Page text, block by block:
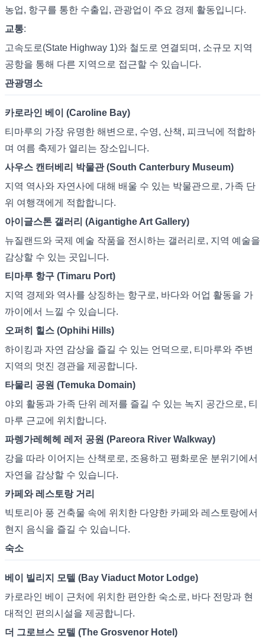
농업, 항구를 통한 수출입, 관광업이 주요 경제 활동입니다.
교통:
고속도로(State Highway 1)와 철도로 연결되며, 소규모 지역
공항을 통해 다른 지역으로 접근할 수 있습니다.
관광명소
카로라인 베이 (Caroline Bay)
티마루의 가장 유명한 해변으로, 수영, 산책, 피크닉에 적합하
며 여름 축제가 열리는 장소입니다.
사우스 캔터베리 박물관 (South Canterbury Museum)
지역 역사와 자연사에 대해 배울 수 있는 박물관으로, 가족 단
위 여행객에게 적합합니다.
아이글스톤 갤러리 (Aigantighe Art Gallery)
뉴질랜드와 국제 예술 작품을 전시하는 갤러리로, 지역 예술을
감상할 수 있는 곳입니다.
티마루 항구 (Timaru Port)
지역 경제와 역사를 상징하는 항구로, 바다와 어업 활동을 가
까이에서 느낄 수 있습니다.
오퍼히 힐스 (Ophihi Hills)
하이킹과 자연 감상을 즐길 수 있는 언덕으로, 티마루와 주변
지역의 멋진 경관을 제공합니다.
타물리 공원 (Temuka Domain)
야외 활동과 가족 단위 레저를 즐길 수 있는 녹지 공간으로, 티
마루 근교에 위치합니다.
파렝가레헤헤 레저 공원 (Pareora River Walkway)
강을 따라 이어지는 산책로로, 조용하고 평화로운 분위기에서
자연을 감상할 수 있습니다.
카페와 레스토랑 거리
빅토리아 풍 건축물 속에 위치한 다양한 카페와 레스토랑에서
현지 음식을 즐길 수 있습니다.
숙소
베이 빌리지 모텔 (Bay Viaduct Motor Lodge)
카로라인 베이 근처에 위치한 편안한 숙소로, 바다 전망과 현
대적인 편의시설을 제공합니다.
더 그로브스 모텔 (The Grosvenor Hotel)